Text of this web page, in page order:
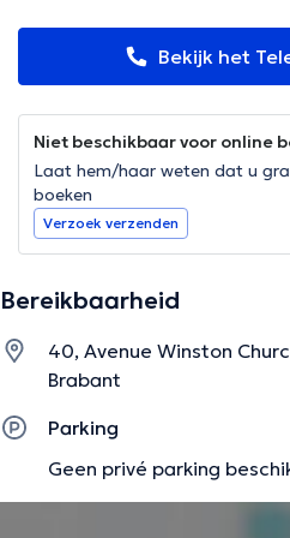
Bekijk het
Niet beschikbaar voor online
Laat hem/haar weten dat u
boeken
Verzoek verzenden
Bereikbaarheid
40, Avenue Winston
Brabant
Parking
Geen privé parking